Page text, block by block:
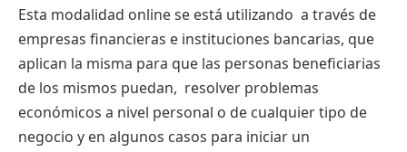
Esta modalidad online se está utilizando a través de
empresas financieras e instituciones bancarias, que
aplican la misma para que las personas beneficiarias
de los mismos puedan, resolver problemas
económicos a nivel personal o de cualquier tipo de
negocio y en algunos casos para iniciar un